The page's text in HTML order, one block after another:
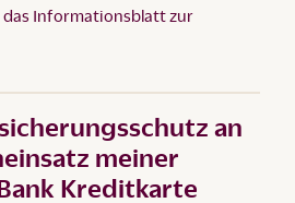
Informationsblatt zur
an
meiner
Kreditkarte